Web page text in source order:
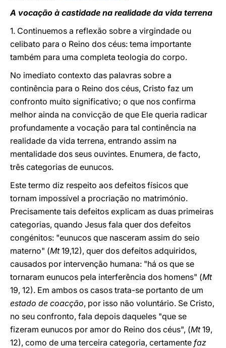
A vocação à castidade na realidade da vida terrena
1. Continuemos a reflexão sobre a virgindade ou
celibato para o Reino dos céus: tema importante
também para uma completa teologia do corpo.
No imediato contexto das palavras sobre a
continência para o Reino dos céus, Cristo faz um
confronto muito significativo; o que nos confirma
melhor ainda na convicção de que Ele queria radicar
profundamente a vocação para tal continência na
realidade da vida terrena, entrando assim na
mentalidade dos seus ouvintes. Enumera, de facto,
três categorias de eunucos.
Este termo diz respeito aos defeitos físicos que
tornam impossível a procriação no matrimónio.
Precisamente tais defeitos explicam as duas primeiras
categorias, quando Jesus fala quer dos defeitos
congénitos: "eunucos que nasceram assim do seio
materno" (Mt19,12), quer dos defeitos adquiridos,
causados por intervenção humana: "há os que se
tornaram eunucos pela interferência dos homens" (Mt
19, 12). Em ambos os casos trata-se portanto de um
estado de coacção, por isso não voluntário. Se Cristo,
no seu confronto, fala depois daqueles "que se
fizeram eunucos por amor do Reino dos céus", (Mt19,
12), como de uma terceira categoria, certamente faz